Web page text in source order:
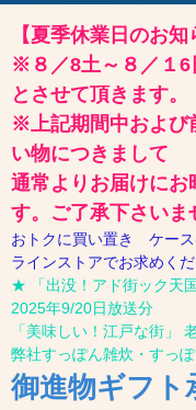
【夏季休業日のお知
※８／8土～８／１
とさせて頂きます。
※上記期間中および
い物につきまして
通常よりお届けにお
す。ご了承下さいま
おトクに買い置き ケー
ラインストアでお求めく
★ 「出没！アド街ック天
2025年9/20日放送分
「美味しい！江戸な街」
弊社すっぽん雑炊・すっ
御進物ギフト